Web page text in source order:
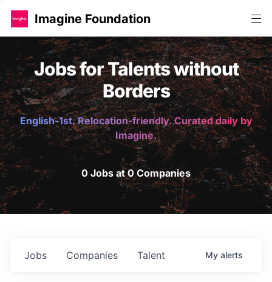
Imagine Foundation
Jobs for Talents without
Borders
English-1st. Relocation-friendly. Curated daily by
Imagine.
0 Jobs at 0 Companies
Jobs Companies Talent My alerts